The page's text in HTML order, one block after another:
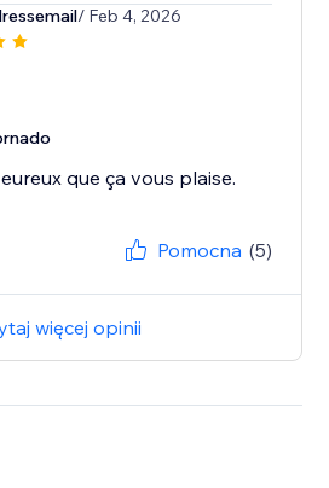
/ Feb 4, 2026
que ça vous plaise.
Pomocna (5)
więcej opinii